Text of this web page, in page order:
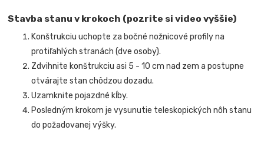
Stavba stanu v krokoch (pozrite si video vyššie)
Konštrukciu uchopte za bočné nožnicové profily na
protiľahlých stranách (dve osoby).
Zdvihnite konštrukciu asi 5 - 10 cm nad zem a postupne
otvárajte stan chôdzou dozadu.
Uzamknite pojazdné kĺby.
Posledným krokom je vysunutie teleskopických nôh stanu
do požadovanej výšky.